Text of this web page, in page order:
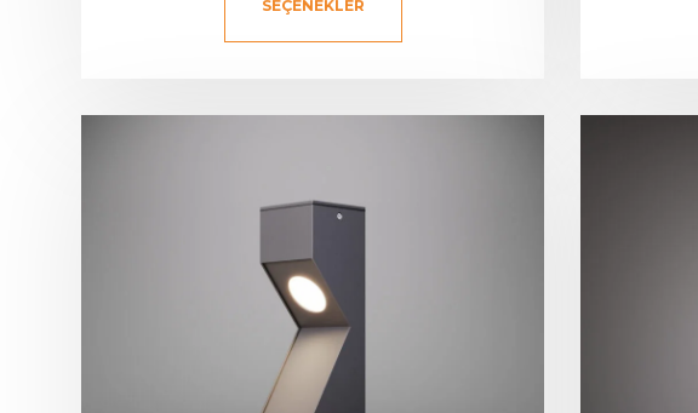
SEÇENEKLER